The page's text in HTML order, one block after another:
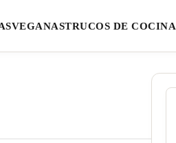
VEGANASTRUCOS DE COCINA